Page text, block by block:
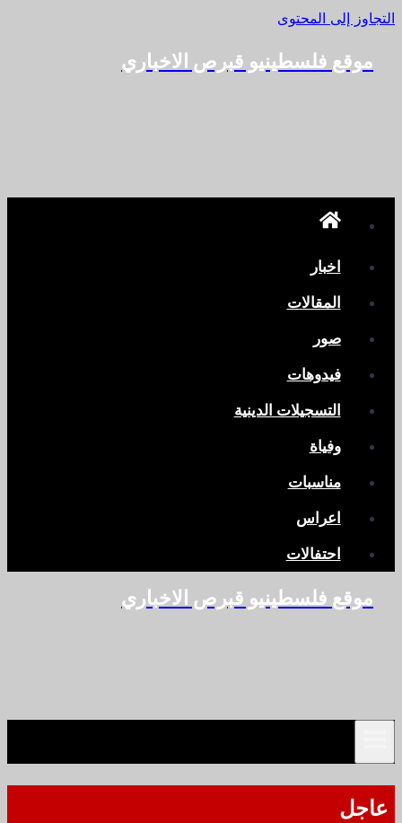
التجاوز إلى المحتوى
موقع فلسطينيو قبرص الاخباري
اخبار
المقالات
صور
فيدوهات
التسجيلات الدينية
وفياة
مناسبات
اعراس
احتفالات
موقع فلسطينيو قبرص الاخباري
عاجل